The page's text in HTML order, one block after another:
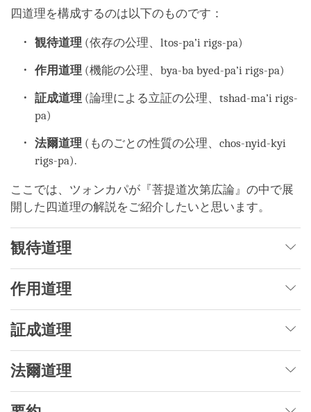
四道理を構成するのは以下のものです：
観待道理 (依存の公理、ltos-pa’i rigs-pa)
作用道理 (機能の公理、bya-ba byed-pa’i rigs-pa)
証成道理 (論理による立証の公理、tshad-ma’i rigs-
pa)
法爾道理 (ものごとの性質の公理、chos-nyid-kyi
rigs-pa).
ここでは、ツォンカパが『菩提道次第広論』の中で展
開した四道理の解説をご紹介したいと思います。
観待道理
作用道理
証成道理
法爾道理